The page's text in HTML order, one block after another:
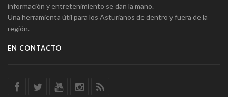
información y entretenimiento se dan la mano.
Una herramienta útil para los Asturianos de dentro y fuera de la
región.
EN CONTACTO